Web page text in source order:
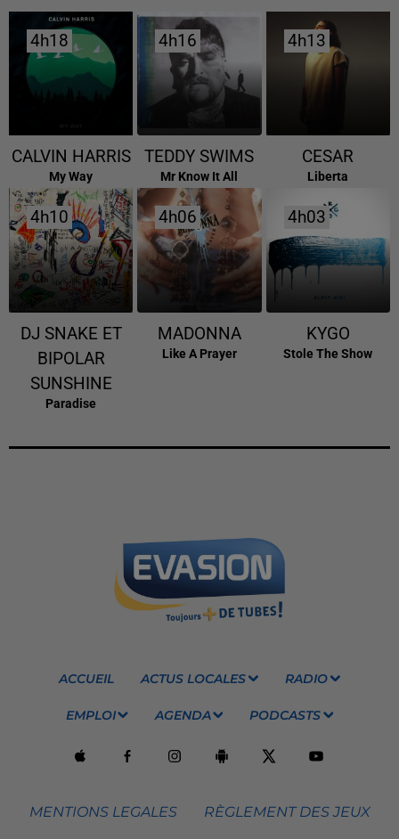
4h18
4h18
CALVIN HARRIS
My Way
4h16
4h16
TEDDY SWIMS
Mr Know It All
4h13
4h13
CESAR
Liberta
4h10
4h10
DJ SNAKE ET
BIPOLAR
SUNSHINE
Paradise
4h06
4h06
MADONNA
Like A Prayer
4h03
4h03
KYGO
Stole The Show
ACCUEIL ACTUS LOCALES RADIO
EMPLOI AGENDA PODCASTS
MENTIONS LEGALES RÈGLEMENT DES JEUX